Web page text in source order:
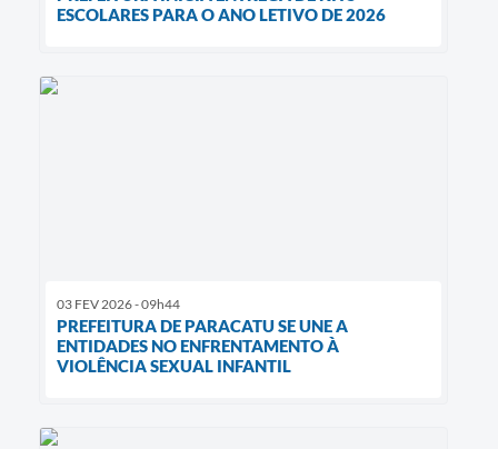
ESCOLARES PARA O ANO LETIVO DE 2026
03 FEV 2026 - 09h44
PREFEITURA DE PARACATU SE UNE A
ENTIDADES NO ENFRENTAMENTO À
VIOLÊNCIA SEXUAL INFANTIL